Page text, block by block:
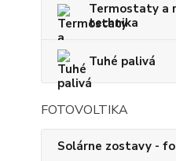
Termostaty a
technika
Tuhé palivá
FOTOVOLTIKA
Solárne zostavy -